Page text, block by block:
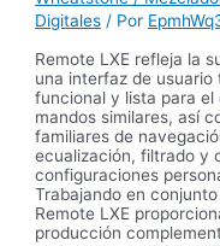
Digitales / Por
Remote LXE refleja la
una interfaz de usuario
funcional y lista para
mandos similares, así
familiares de
ecualización, filtrado y
configuraciones
Trabajando en
Remote LXE
producción